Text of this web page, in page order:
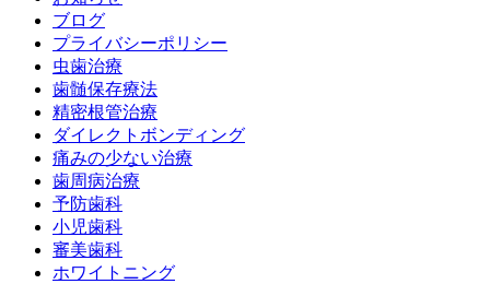
ブログ
プライバシーポリシー
虫歯治療
歯髄保存療法
精密根管治療
ダイレクトボンディング
痛みの少ない治療
歯周病治療
予防歯科
小児歯科
審美歯科
ホワイトニング